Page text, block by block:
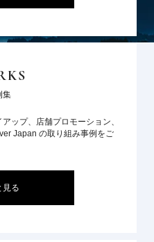
集
ップ、店舗プロモーション、
Japan の取り組み事例をご
見る